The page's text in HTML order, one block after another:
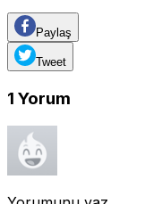
Paylaş
Tweet
1 Yorum